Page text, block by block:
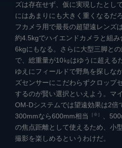
ズは存在せず、仮に実現したとし
にはあまりにも大きく重くなるだ
フカメラ用で最長の超望遠レンズ
約4.5kgでハイエンドカメラと組
6kgにもなる。さらに大型三脚と
で、総重量が10㎏はゆうに超える
ゆえにフィールドで野鳥を探しな
ズセンサーにこだわらずクロップ
するのが賢い選択といえよう。マ
OM-Dシステムでは望遠効果は2倍
300mmなら600mm相当
［※］ 、
の焦点距離として使えるため、小
撮影を楽しめるというわけだ。